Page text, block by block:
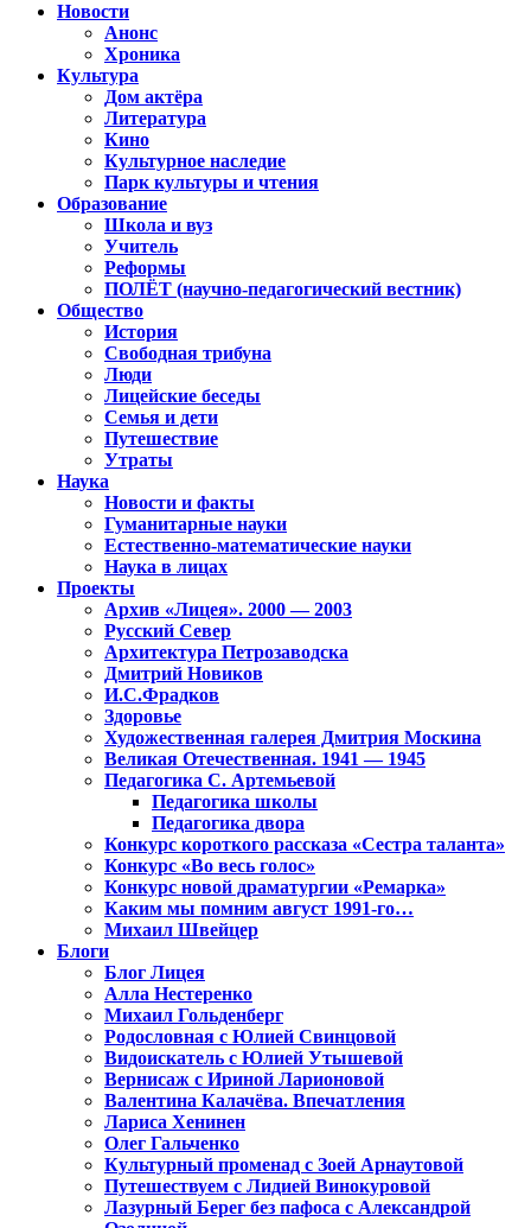
Новости
Анонс
Хроника
Культура
Дом актёра
Литература
Кино
Культурное наследие
Парк культуры и чтения
Образование
Школа и вуз
Учитель
Реформы
ПОЛЁТ (научно-педагогический вестник)
Общество
История
Свободная трибуна
Люди
Лицейские беседы
Семья и дети
Путешествие
Утраты
Наука
Новости и факты
Гуманитарные науки
Естественно-математические науки
Наука в лицах
Проекты
Архив «Лицея». 2000 — 2003
Русский Север
Архитектура Петрозаводска
Дмитрий Новиков
И.С.Фрадков
Здоровье
Художественная галерея Дмитрия Москина
Великая Отечественная. 1941 — 1945
Педагогика С. Артемьевой
Педагогика школы
Педагогика двора
Конкурс короткого рассказа «Сестра таланта»
Конкурс «Во весь голос»
Конкурс новой драматургии «Ремарка»
Каким мы помним август 1991-го…
Михаил Швейцер
Блоги
Блог Лицея
Алла Нестеренко
Михаил Гольденберг
Родословная с Юлией Свинцовой
Видоискатель с Юлией Утышевой
Вернисаж с Ириной Ларионовой
Валентина Калачёва. Впечатления
Лариса Хенинен
Олег Гальченко
Культурный променад с Зоей Арнаутовой
Путешествуем с Лидией Винокуровой
Лазурный Берег без пафоса с Александрой